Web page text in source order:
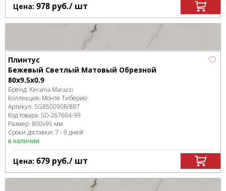
Цена: 978 руб./ шт
Плинтус
Бежевый Светлый Матовый Обрезной
80x9.5x0.9
Бренд: Kerama Marazzi
Коллекция: Монте Тиберио
Артикул: SG850090R/8BT
Код товара: SD-267664-99
Размер: 800x95 мм
Сроки доставки: 7 - 9 дней
в наличии
Цена: 679 руб./ шт